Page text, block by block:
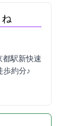
都駅新快速
歩約10分♪